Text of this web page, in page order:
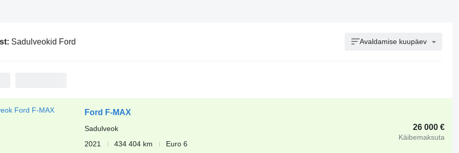
Sadulveokid Ford Avaldamise kuupäev
Ford F-MAX
26 000 €
Käibemaksuta
Sadulveok
2021
434 404 km
Euro 6